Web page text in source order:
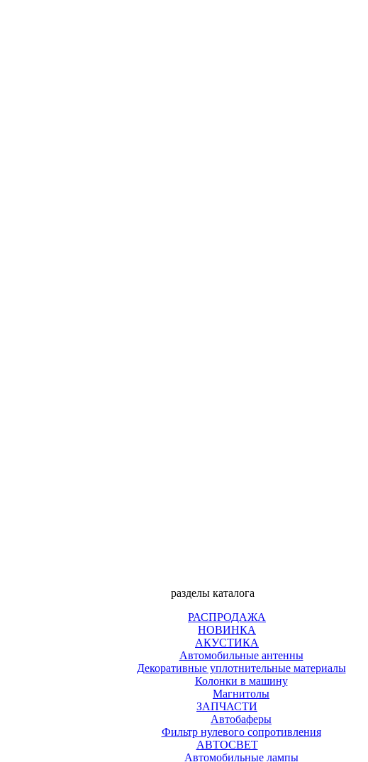
разделы каталога
РАСПРОДАЖА
НОВИНКА
АКУСТИКА
Автомобильные антенны
Декоративные уплотнительные материалы
Колонки в машину
Магнитолы
ЗАПЧАСТИ
Автобаферы
Фильтр нулевого сопротивления
АВТОСВЕТ
Автомобильные лампы